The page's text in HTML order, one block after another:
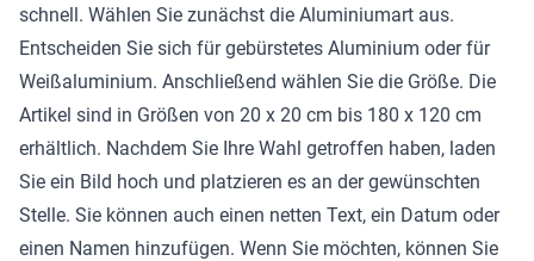
schnell. Wählen Sie zunächst die Aluminiumart aus.
Entscheiden Sie sich für gebürstetes Aluminium oder für
Weißaluminium. Anschließend wählen Sie die Größe. Die
Artikel sind in Größen von 20 x 20 cm bis 180 x 120 cm
erhältlich. Nachdem Sie Ihre Wahl getroffen haben, laden
Sie ein Bild hoch und platzieren es an der gewünschten
Stelle. Sie können auch einen netten Text, ein Datum oder
einen Namen hinzufügen. Wenn Sie möchten, können Sie